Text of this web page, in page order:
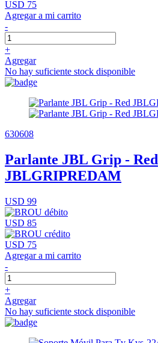
USD 75
Agregar a mi carrito
-
+
Agregar
No hay suficiente stock disponible
630608
Parlante JBL Grip - Red
JBLGRIPREDAM
USD 99
USD 85
USD 75
Agregar a mi carrito
-
+
Agregar
No hay suficiente stock disponible